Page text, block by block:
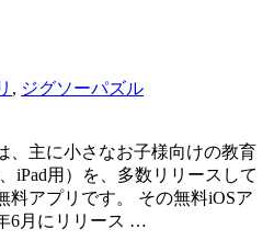
, ジグソーパズル
、主に小さなお子様向けの教育
iPad用）を、多数リリースして
料アプリです。 その無料iOSア
6月にリリース …